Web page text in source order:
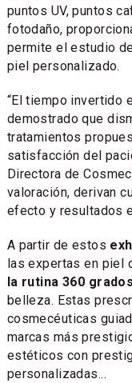
puntos UV, puntos
fotodaño,
permite el estudio
piel personalizado.
“El tiempo invertido
demostrado que
tratamientos
satisfacción del
Directora de
valoración, derivan
efecto y resultados
A partir de estos
las expertas en piel
la rutina 360 grados
belleza. Estas
cosmecéuticas
marcas más
estéticos con
personalizadas...